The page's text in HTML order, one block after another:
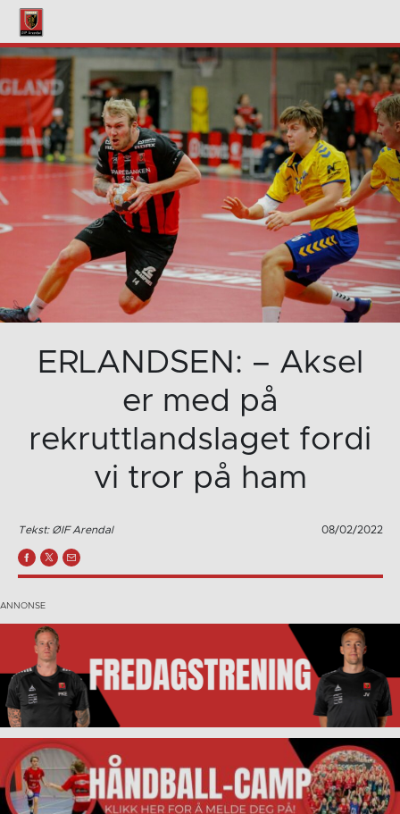
ERLANDSEN: – Aksel
er med på
rekruttlandslaget fordi
vi tror på ham
Tekst: ØIF Arendal 08/02/2022